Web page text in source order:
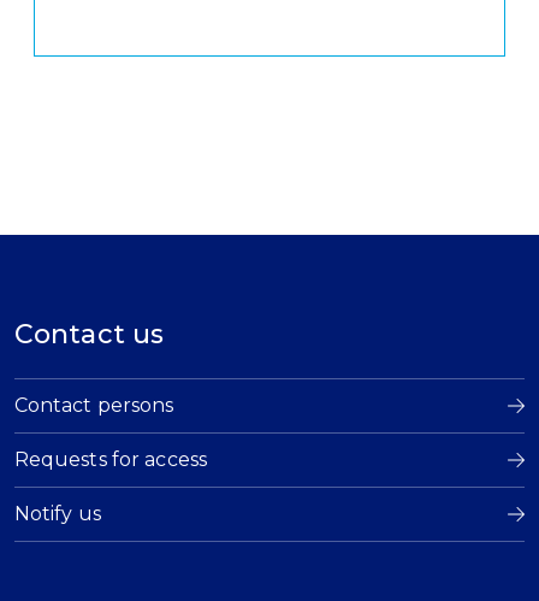
Contact us
Contact persons
Requests for access
Notify us